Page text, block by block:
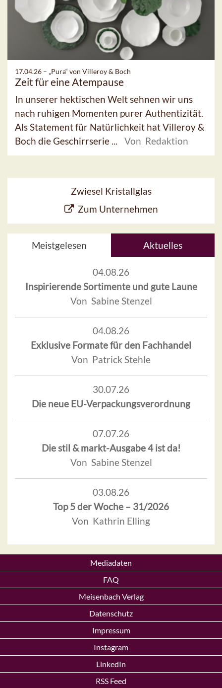
17.04.26 – „Pura“ von Villeroy & Boch
Zeit für eine Atempause
In unserer hektischen Welt sehnen wir uns
nach ruhigen Momenten purer Authentizität.
Als Statement für Natürlichkeit hat Villeroy &
Boch die Geschirrserie ...
Von Redaktion
Zwiesel Kristallglas
Zum Unternehmen
Meistgelesen Aktuelles
04.08.26
Inspirierende Sortimente und gute Laune
Von Sabine Stenzel
04.08.26
Exklusive Formate für den Fachhandel
Von Patrick Stehle
30.07.26
Die neue EU-Verpackungsverordnung
07.07.26
Die stil & markt-Ausgabe 4 ist da!
Von Sabine Stenzel
03.08.26
Top 5 der Woche – 31/2026
Von Kathrin Elling
Mediadaten
FAQ
Meisenbach Verlag
Datenschutz
Impressum
Instagram
LinkedIn
RSS Feed